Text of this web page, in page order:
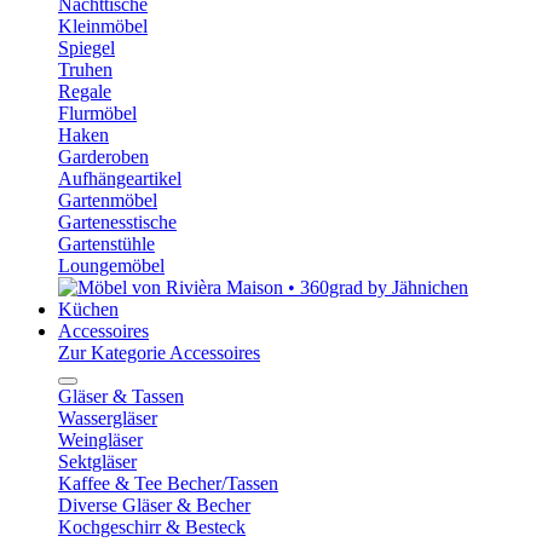
Kleinmöbel
Spiegel
Truhen
Regale
Flurmöbel
Haken
Garderoben
Aufhängeartikel
Gartenmöbel
Gartenesstische
Gartenstühle
Loungemöbel
Küchen
Accessoires
Zur Kategorie Accessoires
Gläser & Tassen
Wassergläser
Weingläser
Sektgläser
Kaffee & Tee Becher/Tassen
Diverse Gläser & Becher
Kochgeschirr & Besteck